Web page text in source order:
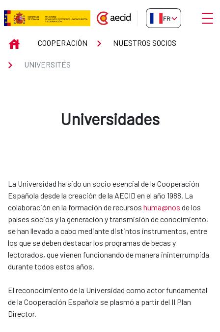
Saut au contenu principal
UNIVERSITÉS
FR-FR
INICIOCOOPERACIÓN NUESTROS SOCIOS
UNIVERSITÉS
Universidades
La Universidad ha sido un socio esencial de la Cooperación
Española desde la creación de la AECID en el año 1988. La
colaboración en la formación de recursos huma@nos de los
países socios y la generación y transmisión de conocimiento,
se han llevado a cabo mediante distintos instrumentos, entre
los que se deben destacar los programas de becas y
lectorados, que vienen funcionando de manera ininterrumpida
durante todos estos años.
El reconocimiento de la Universidad como actor fundamental
de la Cooperación Española se plasmó a partir del II Plan
Director.